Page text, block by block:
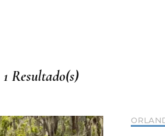
1 Resultado(s)